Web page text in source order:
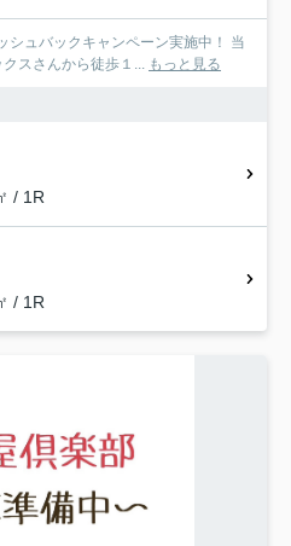
シュバックキャンペーン実施中！ 当
スさんから徒歩１... もっと見る
/ 1R
/ 1R